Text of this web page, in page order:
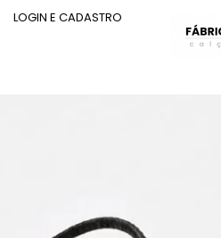
LOGIN E CADASTRO